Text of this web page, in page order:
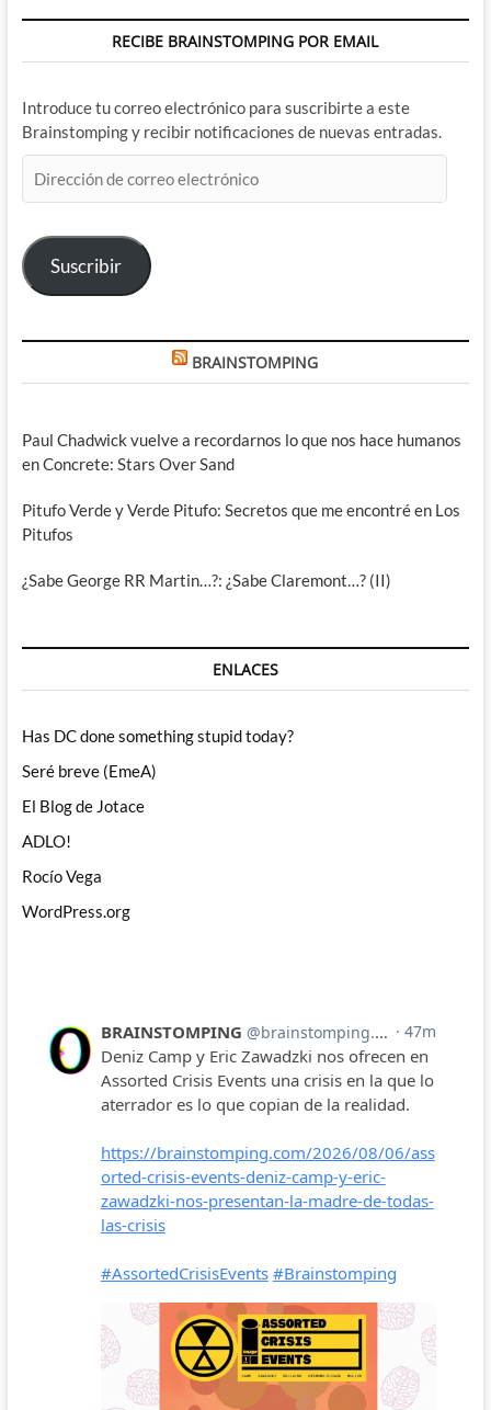
RECIBE BRAINSTOMPING POR EMAIL
Introduce tu correo electrónico para suscribirte a este
Brainstomping y recibir notificaciones de nuevas entradas.
de
electrónico
Suscribir
BRAINSTOMPING
Paul Chadwick vuelve a recordarnos lo que nos hace humanos
en Concrete: Stars Over Sand
Pitufo Verde y Verde Pitufo: Secretos que me encontré en Los
Pitufos
¿Sabe George RR Martin…?: ¿Sabe Claremont…? (II)
ENLACES
Has DC done something stupid today?
Seré breve (EmeA)
El Blog de Jotace
ADLO!
Rocío Vega
WordPress.org